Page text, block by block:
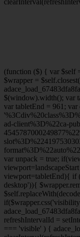
(function ($) { var $self
$wrapper =
$(window).width(); var
var tabletEnd = 961; var
ad-client%3D%22ca-
var unpack = true;
viewport
viewport=tabletEnd){ if
desktop')){
refreshIntervalId =
=== 'visible' ) {